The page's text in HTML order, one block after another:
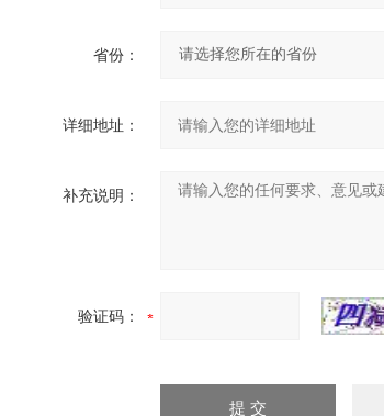
省份：
详细地址：
补充说明：
验证码：